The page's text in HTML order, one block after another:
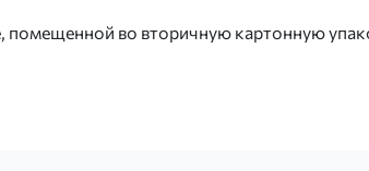
помещенной во вторичную картонную